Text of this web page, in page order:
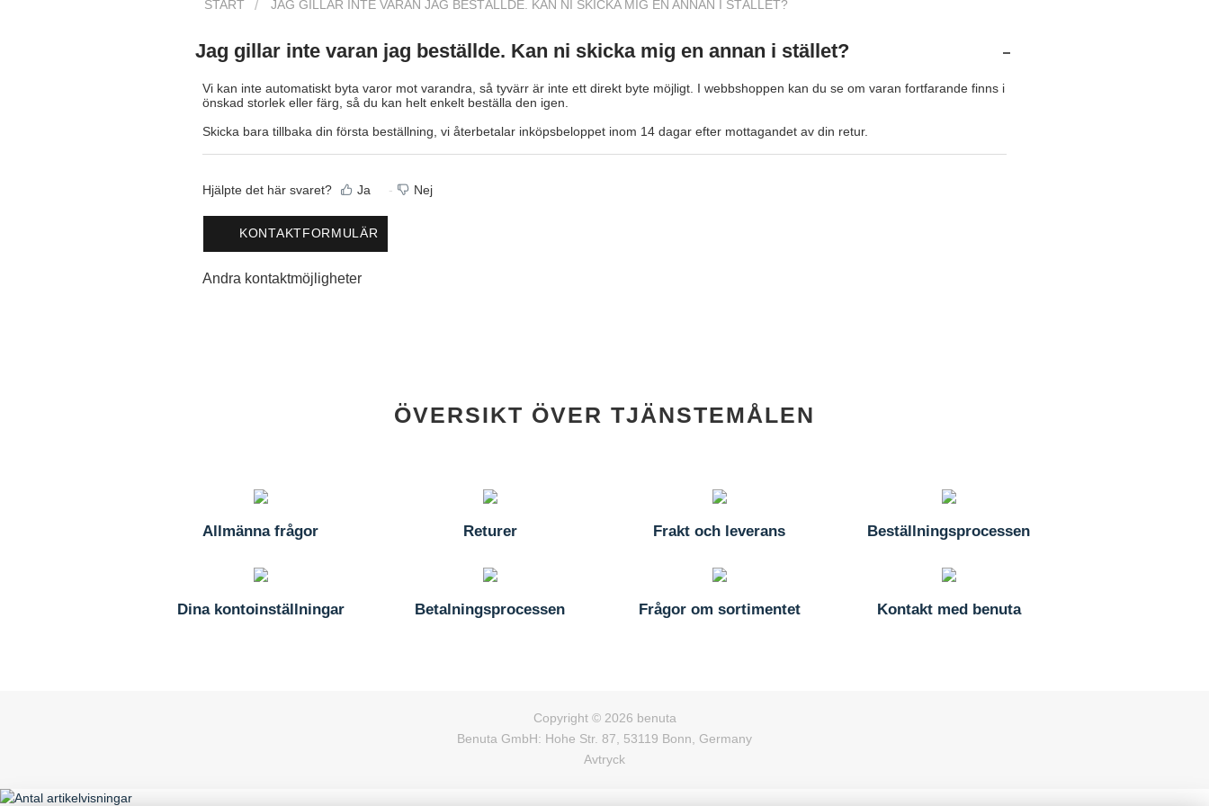
START JAG GILLAR INTE VARAN JAG BESTÄLLDE. KAN NI SKICKA MIG EN ANNAN I STÄLLET?
Jag gillar inte varan jag beställde. Kan ni skicka mig en annan i stället?
Vi kan inte automatiskt byta varor mot varandra, så tyvärr är inte ett direkt byte möjligt. I webbshoppen kan du se om varan fortfarande finns i
önskad storlek eller färg, så du kan helt enkelt beställa den igen.
Skicka bara tillbaka din första beställning, vi återbetalar inköpsbeloppet inom 14 dagar efter mottagandet av din retur.
Hjälpte det här svaret? Ja Nej
KONTAKTFORMULÄR
Andra kontaktmöjligheter
ÖVERSIKT ÖVER TJÄNSTEMÅLEN
Allmänna frågor Returer Frakt och leverans Beställningsprocessen
Dina kontoinställningar Betalningsprocessen Frågor om sortimentet Kontakt med benuta
Copyright © 2026 benuta
Benuta GmbH: Hohe Str. 87, 53119 Bonn, Germany
Avtryck